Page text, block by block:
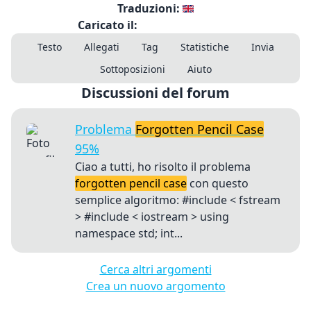
Traduzioni:
Caricato il:
Testo Allegati Tag Statistiche
Invia
Sottoposizioni
Aiuto
Discussioni del forum
Problema Forgotten Pencil Case
95%
Ciao a tutti, ho risolto il problema
forgotten pencil case con questo
semplice algoritmo: #include < fstream
> #include < iostream > using
namespace std; int...
Cerca altri argomenti
Crea un nuovo argomento